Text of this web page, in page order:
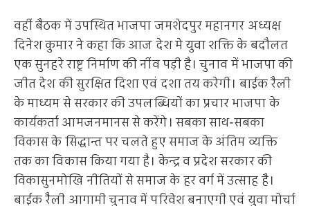
वहीं बैठक में उपस्थित भाजपा जमशेदपुर महानगर अध्यक्ष
दिनेश कुमार ने कहा कि आज देश मे युवा शक्ति के बदौलत
एक सुनहरे राष्ट्र निर्माण की नींव पड़ी है। चुनाव में भाजपा की
जीत देश की सुरक्षित दिशा एवं दशा तय करेगी। बाईक रैली
के माध्यम से सरकार की उपलब्धियों का प्रचार भाजपा के
कार्यकर्ता आमजनमानस से करेंगे। सबका साथ-सबका
विकास के सिद्धान्त पर चलते हुए समाज के अंतिम व्यक्ति
तक का विकास किया गया है। केन्द्र व प्रदेश सरकार की
विकासुनमोखि नीतियों से समाज के हर वर्ग में उत्साह है।
बाईक रैली आगामी चुनाव में परिवेश बनाएगी एवं युवा मोर्चा